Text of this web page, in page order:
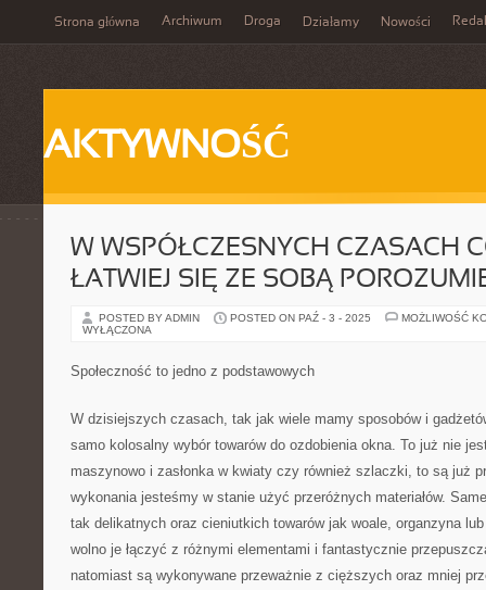
Strona główna Archiwum Droga Działamy Nowości
AKTYWNOŚĆ
W WSPÓŁCZESNYCH CZASACH
ŁATWIEJ SIĘ ZE SOBĄ
POSTED BY ADMIN POSTED ON PAŹ - 3 - 2025
MOŻLIWOŚĆ
WYŁĄCZONA
Społeczność to jedno z podstawowych
W dzisiejszych czasach, tak jak wiele mamy sposobów i
samo kolosalny wybór towarów do ozdobienia okna. To już nie
maszynowo i zasłonka w kwiaty czy również szlaczki, to są już
wykonania jesteśmy w stanie użyć przeróżnych materiałów.
tak delikatnych oraz cieniutkich towarów jak woale, organzyna
wolno je łączyć z różnymi elementami i fantastycznie
natomiast są wykonywane przeważnie z cięższych oraz mniej